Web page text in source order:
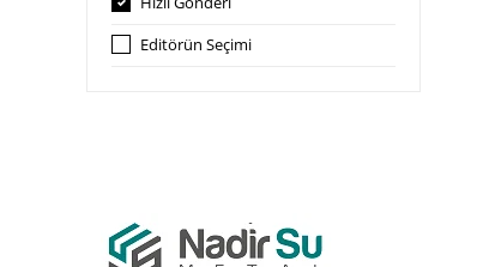
Editörün Seçimi